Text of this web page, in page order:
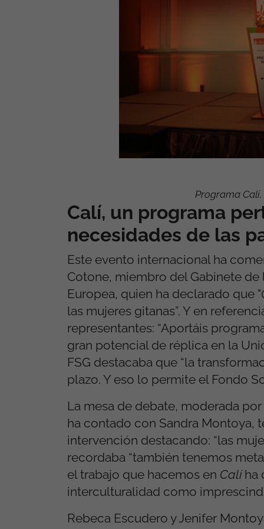
Programa
Calí, un programa
necesidades de las
Este evento internacional ha
Cotone, miembro del Gabinete de
Europea, quien ha declarado que "
las mujeres gitanas”. Y en
representantes: “Aportáis
gran potencial de réplica en la
FSG destacaba que “la
plazo. Y eso lo permite el Fondo
La mesa de debate, moderada
ha contado con Sandra Montoya,
intervención destacando: “las
recordaba “también tenemos
el trabajo que hacemos en Calíha
interculturalidad como
Rebeca Escudero y Jenifer